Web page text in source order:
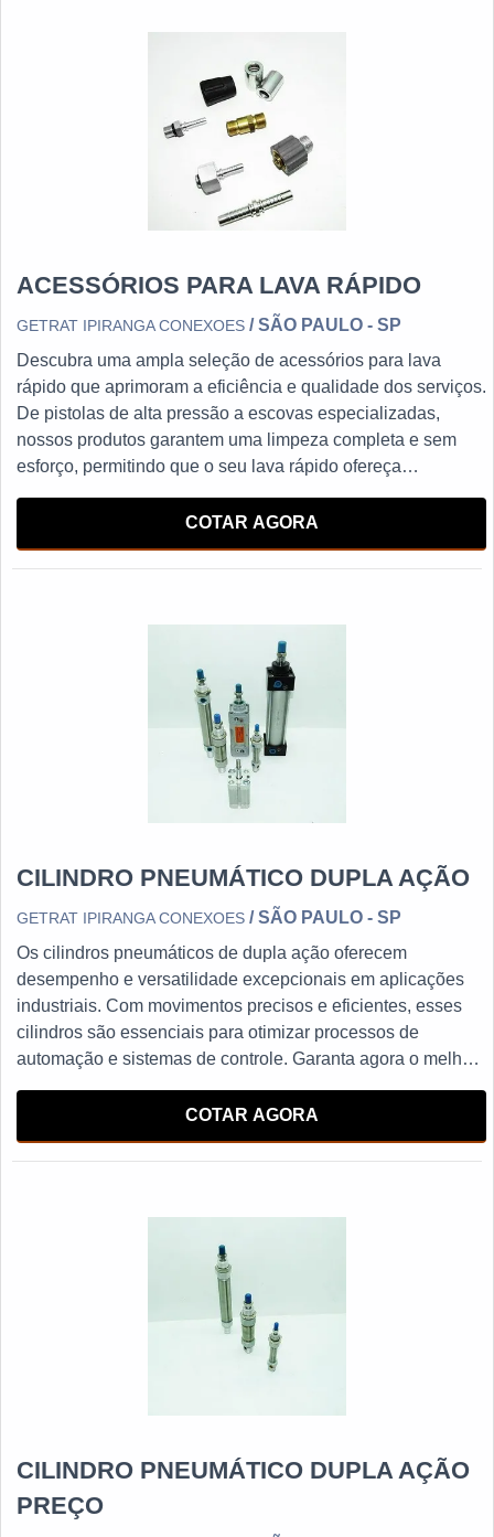
ACESSÓRIOS PARA LAVA RÁPIDO
GETRAT IPIRANGA CONEXOES / SÃO PAULO - SP
Descubra uma ampla seleção de acessórios para lava
rápido que aprimoram a eficiência e qualidade dos serviços.
De pistolas de alta pressão a escovas especializadas,
nossos produtos garantem uma limpeza completa e sem
esforço, permitindo que o seu lava rápido ofereça
Explore agora mesmo e eleve o padrão do seu negócio com
os melhores acessórios disponíveis no mercado.
COTAR AGORA
CILINDRO PNEUMÁTICO DUPLA AÇÃO
GETRAT IPIRANGA CONEXOES / SÃO PAULO - SP
Os cilindros pneumáticos de dupla ação oferecem
desempenho e versatilidade excepcionais em aplicações
industriais. Com movimentos precisos e eficientes, esses
cilindros são essenciais para otimizar processos de
automação e sistemas de controle. Garanta agora o melhor
pneumáticos de dupla ação líderes no mercado.
COTAR AGORA
CILINDRO PNEUMÁTICO DUPLA AÇÃO
PREÇO